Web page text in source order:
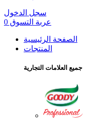
سجل الدخول
عربة التسوق 0
الصفحة الرئيسية
المنتجات
جميع العلامات التجارية